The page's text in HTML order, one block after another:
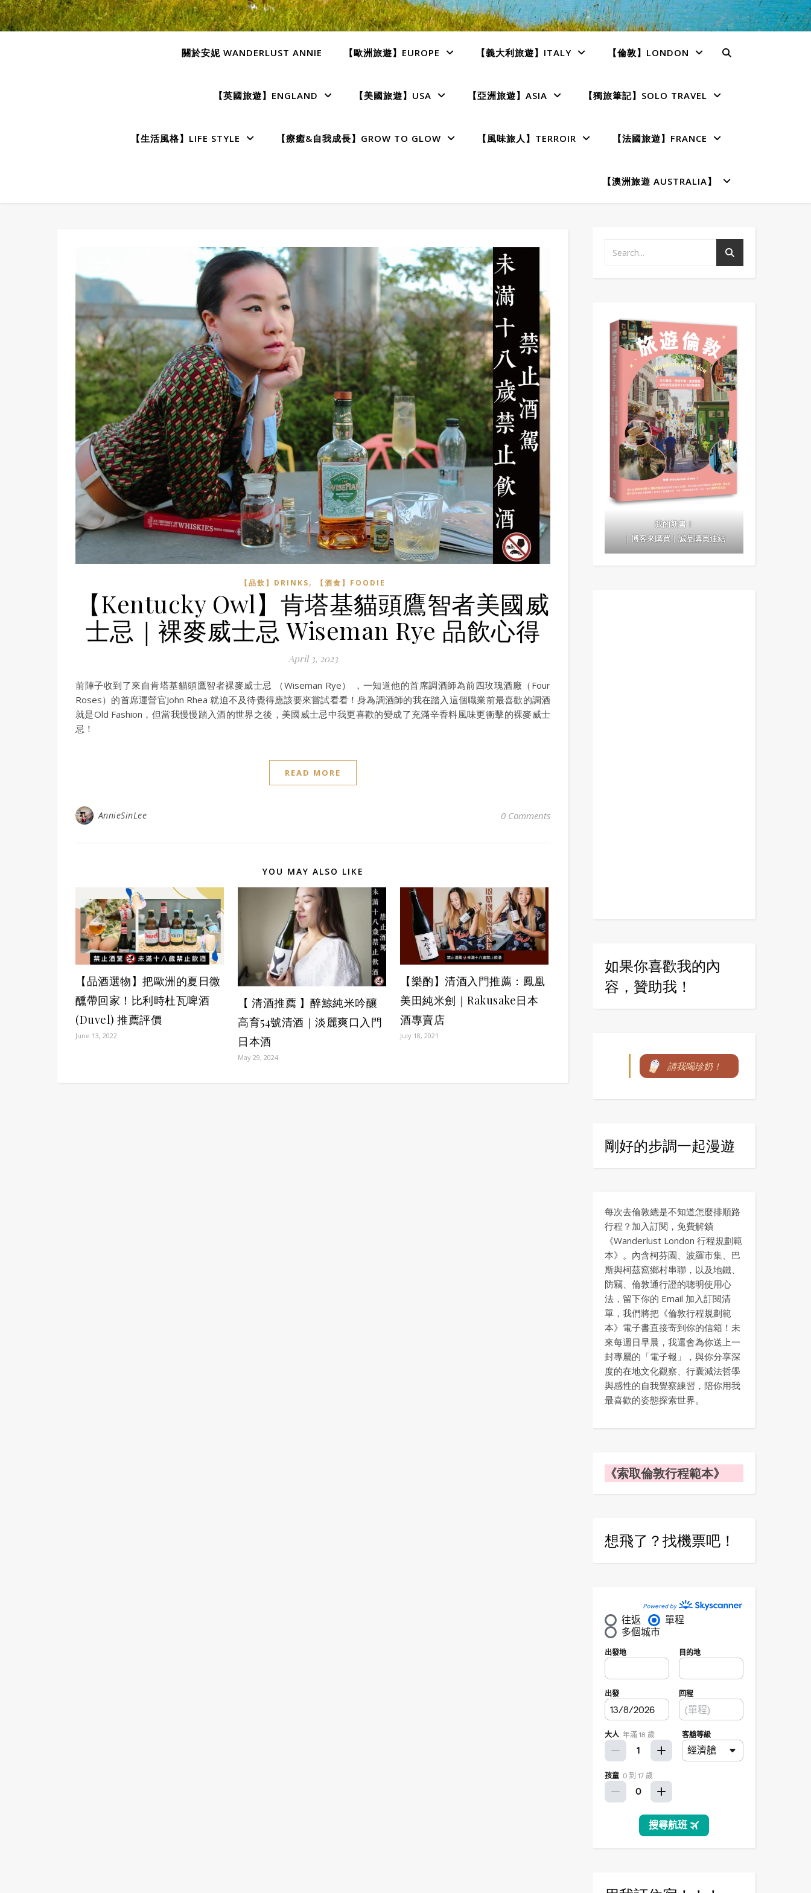
關於安妮 WANDERLUST ANNIE 【歐洲旅遊】EUROPE 【義大利旅遊】ITALY 【倫敦】LONDON
【英國旅遊】ENGLAND 【美國旅遊】USA 【亞洲旅遊】ASIA 【獨旅筆記】SOLO TRAVEL
【生活風格】LIFE STYLE 【療癒&自我成長】GROW TO GLOW 【風味旅人】TERROIR 【法國旅遊】FRANCE
【澳洲旅遊 AUSTRALIA】
【品飲】DRINKS, 【酒食】FOODIE
【Kentucky Owl】肯塔基貓頭鷹智者美國威
士忌｜裸麥威士忌 Wiseman Rye 品飲心得
April 3, 2023
前陣子收到了來自肯塔基貓頭鷹智者裸麥威士忌 （Wiseman Rye） ，一知道他的首席調酒師為前四玫瑰酒廠（Four
Roses）的首席運營官John Rhea 就迫不及待覺得應該要來嘗試看看！身為調酒師的我在踏入這個職業前最喜歡的調酒
就是Old Fashion，但當我慢慢踏入酒的世界之後，美國威士忌中我更喜歡的變成了充滿辛香料風味更衝擊的裸麥威士
忌！
READ MORE
AnnieSinLee 0 Comments
YOU MAY ALSO LIKE
【品酒選物】把歐洲的夏日微
醺帶回家！比利時杜瓦啤酒
(Duvel) 推薦評價
June 13, 2022
【 清酒推薦 】醉鯨純米吟釀
高育54號清酒｜淡麗爽口入門
日本酒
May 29, 2024
【樂酌】清酒入門推薦：鳳凰
美田純米劍｜Rakusake日本
酒專賣店
July 18, 2021
我的新書！
｜博客來購買｜誠品購買連結
如果你喜歡我的內
容，贊助我！
請我喝珍奶！
剛好的步調一起漫遊
每次去倫敦總是不知道怎麼排順路
行程？加入訂閱，免費解鎖
《Wanderlust London 行程規劃範
本》。內含柯芬園、波羅市集、巴
斯與柯茲窩鄉村串聯，以及地鐵、
防竊、倫敦通行證的聰明使用心
法，留下你的 Email 加入訂閱清
單，我們將把《倫敦行程規劃範
本》電子書直接寄到你的信箱！未
來每週日早晨，我還會為你送上一
封專屬的「電子報」，與你分享深
度的在地文化觀察、行囊減法哲學
與感性的自我覺察練習，陪你用我
最喜歡的姿態探索世界。
《索取倫敦行程範本》
想飛了？找機票吧！